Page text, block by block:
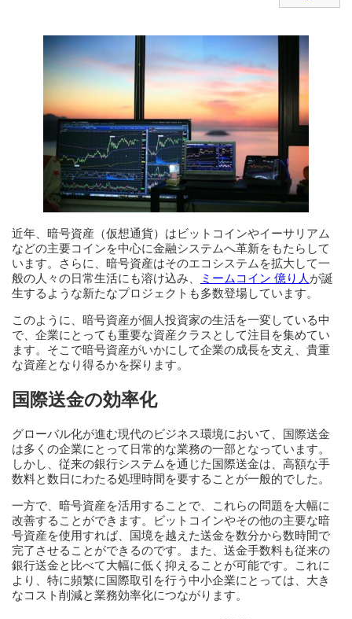
近年、暗号資産（仮想通貨）はビットコインやイーサリアム
などの主要コインを中心に金融システムへ革新をもたらして
います。さらに、暗号資産はそのエコシステムを拡大して一
般の人々の日常生活にも溶け込み、
ミームコイン 億り人 が誕
生するような新たなプロジェクトも多数登場しています。
このように、暗号資産が個人投資家の生活を一変している中
で、企業にとっても重要な資産クラスとして注目を集めてい
ます。そこで暗号資産がいかにして企業の成長を支え、貴重
な資産となり得るかを探ります。
国際送金の効率化
グローバル化が進む現代のビジネス環境において、国際送金
は多くの企業にとって日常的な業務の一部となっています。
しかし、従来の銀行システムを通じた国際送金は、高額な手
数料と数日にわたる処理時間を要することが一般的でした。
一方で、暗号資産を活用することで、これらの問題を大幅に
改善することができます。ビットコインやその他の主要な暗
号資産を使用すれば、国境を越えた送金を数分から数時間で
完了させることができるのです。また、送金手数料も従来の
銀行送金と比べて大幅に低く抑えることが可能です。これに
より、特に頻繁に国際取引を行う中小企業にとっては、大き
なコスト削減と業務効率化につながります。